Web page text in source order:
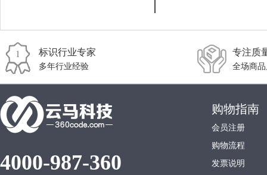
标识行业专家
多年行业经验
专注质
全场商
4000-987-360
购物指南
会员注册
购物流程
发票说明